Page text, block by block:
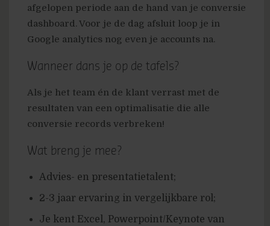
afgelopen periode aan de hand van je conversie
dashboard. Voor je de dag afsluit loop je in
Google analytics nog even je accounts na.
Wanneer dans je op de tafels?
Als je het team én de klant verrast met de
resultaten van een optimalisatie die alle
conversie records verbreken!
Wat breng je mee?
Advies- en presentatietalent;
2-3 jaar ervaring in vergelijkbare rol;
Je kent Excel, Powerpoint/Keynote van